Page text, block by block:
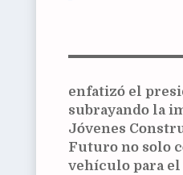
enfatizó el
subrayando la
Jóvenes
Futuro no solo
vehículo para el